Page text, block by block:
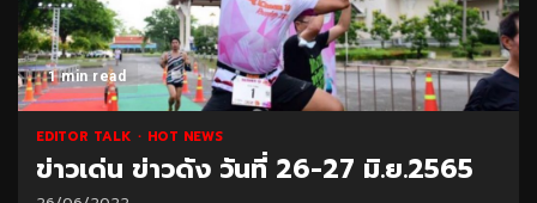
1 min read
EDITOR TALK HOT NEWS
ข่าวเด่น ข่าวดัง วันที่ 26-27 มิ.ย.2565